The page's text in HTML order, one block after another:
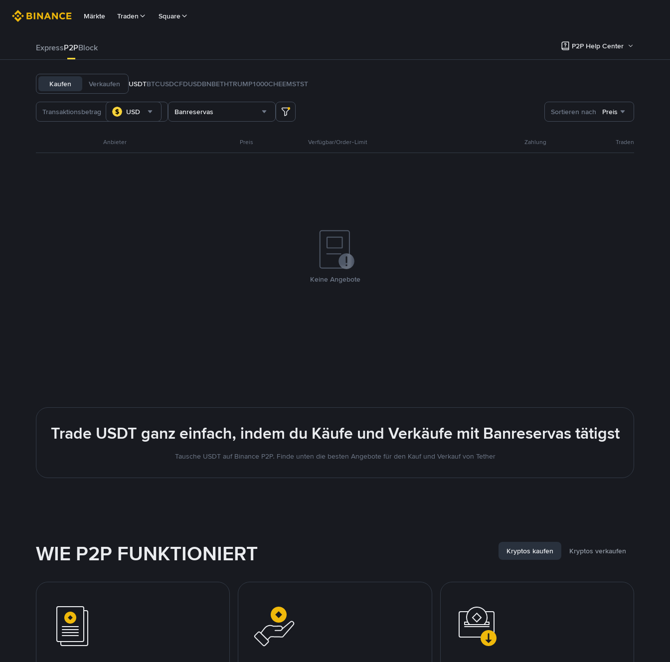
Märkte Traden Square
ExpressP2PBlock P2P Help Center
Kaufen Verkaufen USDTBTCUSDCFDUSDBNBETHTRUMP1000CHEEMSTST
USD Banreservas Sortieren nach Preis
Anbieter Preis Verfügbar/Order-Limit Zahlung Traden
Keine Angebote
Trade USDT ganz einfach, indem du Käufe und Verkäufe mit Banreservas tätigst
Tausche USDT auf Binance P2P. Finde unten die besten Angebote für den Kauf und Verkauf von Tether
WIE P2P FUNKTIONIERT Kryptos kaufen Kryptos verkaufen